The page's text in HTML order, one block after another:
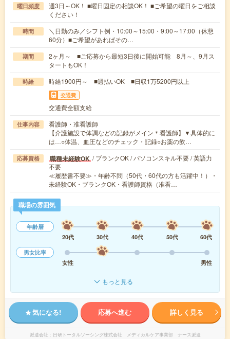
曜日頻度
週3日～OK！ ■曜日固定の相談OK！ ■ご希望の曜日をご相談
ください！
時間
＼日勤のみ／シフト例・10:00～15:00・9:00～17:00（休憩
60分）■ご希望があればその…
期間
2ヶ月～ ■ご応募から最短3日後に開始可能 8月～、9月ス
タートもOK！
時給 時給1900円～ ■週払いOK ■日収1万5200円以上
交通費
交通費全額支給
仕事内容
看護師・准看護師
【介護施設で体調などの記録がメイン＊看護師】▼具体的に
は…○体温、血圧などのチェック・記録○お薬の飲…
応募資格 職種未経験OK / ブランクOK / パソコンスキル不要 / 英語力
不要
≪履歴書不要≫・年齢不問（50代・60代の方も活躍中！）・
未経験OK・ブランクOK・看護師資格（准看…
職場の雰囲気
年齢層
20代
30代 40代 50代
60代
男女比率
女性
男性
もっと見る
気になる! 応募へ進む 詳しく見る
派遣会社 日研トータルソーシング株式会社 メディカルケア事業部 ナース派遣